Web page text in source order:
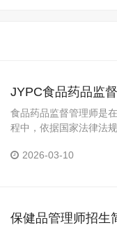
JYPC食品药品监
食品药品监督管理师是
程中，依据国家法律法
2026-03-10
保健品管理师招生